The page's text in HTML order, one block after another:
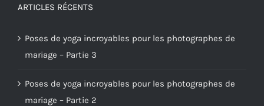
ARTICLES RÉCENTS
Poses de yoga incroyables pour les photographes de
mariage – Partie 3
Poses de yoga incroyables pour les photographes de
mariage – Partie 2